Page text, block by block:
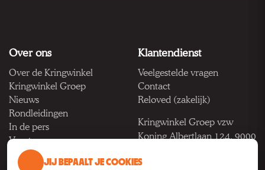
Over ons
Over de Kringwinkel
Kringwinkel Groep
Nieuws
Rondleidingen
In de pers
Vacatures
Klantendienst
Veelgestelde vragen
Contact
Reloved (zakelijk)
Kringwinkel Groep vzw
Koning Albertlaan 124, 9000
BTW BE 1033.922.208
JIJ BEPAALT JE COOKIES